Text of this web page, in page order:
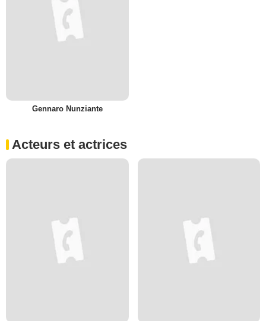
Gennaro Nunziante
Acteurs et actrices